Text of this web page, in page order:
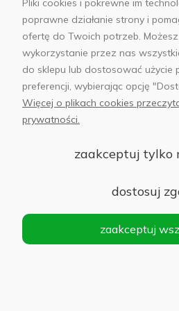
104,30 zł
Usługa w salonie -
PanzerGlass Max Ultra -
118,30 zł
regularna:
Najniższa
obniżką:
Pliki cookies i pokrewne im
poprawne działanie strony i
ofertę do Twoich potrzeb.
wykorzystanie przez nas
do sklepu lub dostosować użycie
preferencji, wybierając opcję
Więcej o plikach cookies
prywatności.
zaakceptuj tylko
dostosuj
zaakceptuj